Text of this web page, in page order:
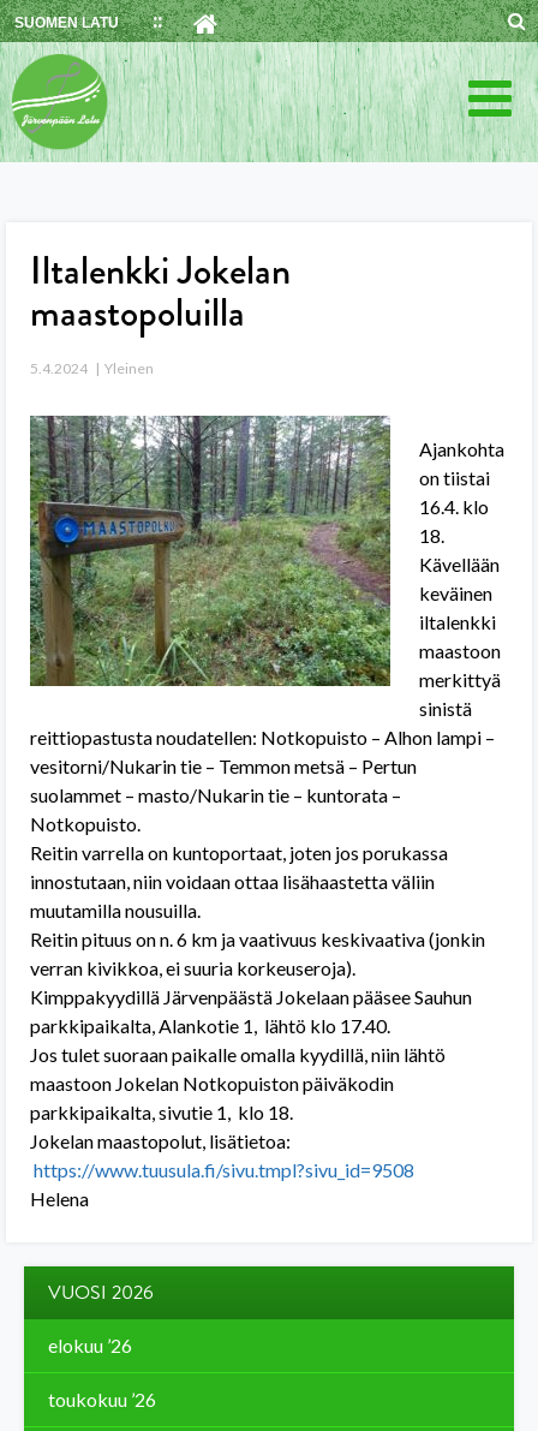
Skip
to
content
SUOMEN LATU
Iltalenkki Jokelan
maastopoluilla
5.4.2024 Yleinen
Ajankohta
on tiistai
16.4. klo
18.
Kävellään
keväinen
iltalenkki
maastoon
merkittyä
sinistä
reittiopastusta noudatellen: Notkopuisto – Alhon lampi –
vesitorni/Nukarin tie – Temmon metsä – Pertun
suolammet – masto/Nukarin tie – kuntorata –
Notkopuisto.
Reitin varrella on kuntoportaat, joten jos porukassa
innostutaan, niin voidaan ottaa lisähaastetta väliin
muutamilla nousuilla.
Reitin pituus on n. 6 km ja vaativuus keskivaativa (jonkin
verran kivikkoa, ei suuria korkeuseroja).
Kimppakyydillä Järvenpäästä Jokelaan pääsee Sauhun
parkkipaikalta, Alankotie 1, lähtö klo 17.40.
Jos tulet suoraan paikalle omalla kyydillä, niin lähtö
maastoon Jokelan Notkopuiston päiväkodin
parkkipaikalta, sivutie 1, klo 18.
Jokelan maastopolut, lisätietoa:
https://www.tuusula.fi/sivu.tmpl?sivu_id=9508
Helena
VUOSI 2026
elokuu ’26
toukokuu ’26